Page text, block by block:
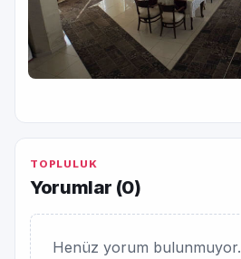
TOPLULUK
Yorumlar (0)
Henüz yorum bulunmuyor.